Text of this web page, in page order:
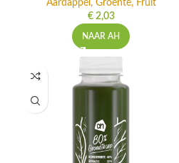
Aardappel, Groente, Fruit
€2,03
NAAR AH